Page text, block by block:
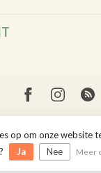
© Copyright 2026 Haas en
op om onze website
Ja Nee Meer